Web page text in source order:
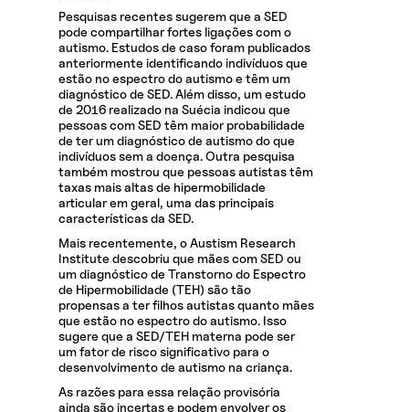
Pesquisas recentes sugerem que a SED
pode compartilhar fortes ligações com o
autismo. Estudos de caso foram publicados
anteriormente identificando indivíduos que
estão no espectro do autismo e têm um
diagnóstico de SED. Além disso, um estudo
de 2016 realizado na Suécia indicou que
pessoas com SED têm maior probabilidade
de ter um diagnóstico de autismo do que
indivíduos sem a doença. Outra pesquisa
também mostrou que pessoas autistas têm
taxas mais altas de hipermobilidade
articular em geral, uma das principais
características da SED.
Mais recentemente, o Austism Research
Institute descobriu que mães com SED ou
um diagnóstico de Transtorno do Espectro
de Hipermobilidade (TEH) são tão
propensas a ter filhos autistas quanto mães
que estão no espectro do autismo. Isso
sugere que a SED/TEH materna pode ser
um fator de risco significativo para o
desenvolvimento de autismo na criança.
As razões para essa relação provisória
ainda são incertas e podem envolver os